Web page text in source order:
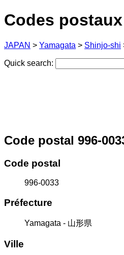
Codes
JAPAN > Yamagata > Shinjo-shi
Quick search:
Code postal 996-
Code postal
996-0033
Préfecture
Yamagata - 山形県
Ville